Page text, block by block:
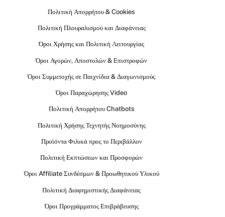
Πολιτική Απορρήτου & Cookies
Πολιτική Πλουραλισμού και Διαφάνειας
Όροι Χρήσης και Πολιτική Λειτουργίας
Όροι Αγορών, Αποστολών & Επιστροφών
Όροι Συμμετοχής σε Παιχνίδια & Διαγωνισμούς
Όροι Παραχώρησης Video
Πολιτική Απορρήτου Chatbots
Πολιτική Χρήσης Τεχνητής Νοημοσύνης
Προϊόντα Φιλικά προς το Περιβάλλον
Πολιτική Εκπτώσεων και Προσφορών
Όροι Affiliate Συνδέσμων & Προωθητικού Υλικού
Πολιτική Διαφημιστικής Διαφάνειας
Όροι Προγράμματος Επιβράβευσης